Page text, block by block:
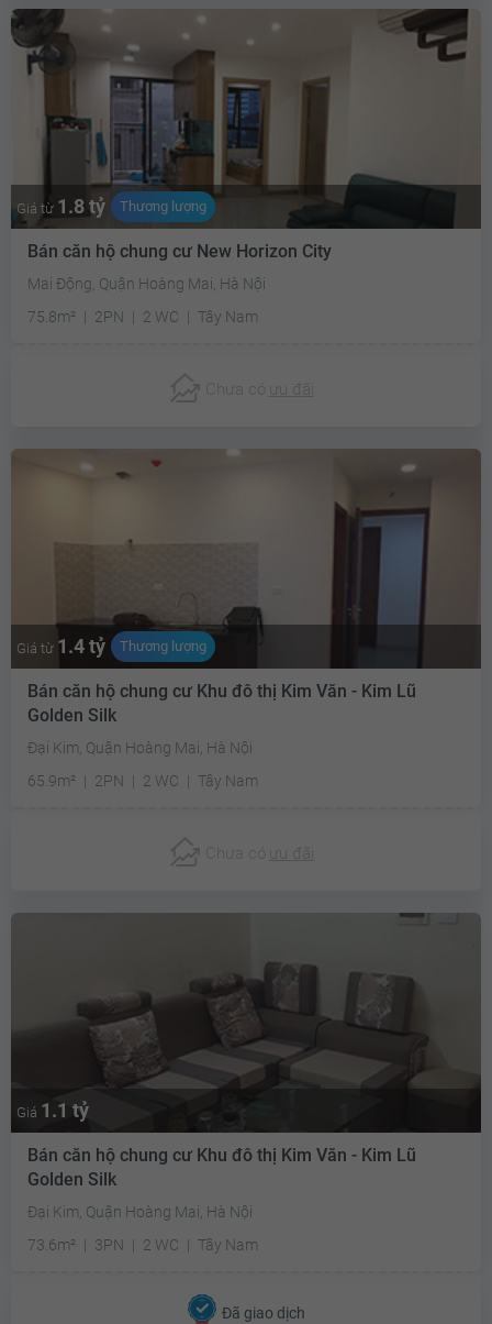
Giá từ 1.8 tỷ Thương lượng
Bán căn hộ chung cư New Horizon City
Mai Động, Quận Hoàng Mai, Hà Nội
75.8m²
2PN 2 WC Tây Nam
Chưa có ưu đãi
Giá từ 1.4 tỷ Thương lượng
Bán căn hộ chung cư Khu đô thị Kim Văn - Kim Lũ
Golden Silk
Đại Kim, Quận Hoàng Mai, Hà Nội
65.9m²
2PN 2 WC Tây Nam
Chưa có ưu đãi
Giá 1.1 tỷ
Bán căn hộ chung cư Khu đô thị Kim Văn - Kim Lũ
Golden Silk
Đại Kim, Quận Hoàng Mai, Hà Nội
73.6m²
3PN 2 WC Tây Nam
Đã giao dịch